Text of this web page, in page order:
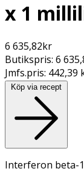
x 1
6 635,82kr
Butikspris: 6
Jmfs.pris: 442,39
Köp via recept
Interferon beta-